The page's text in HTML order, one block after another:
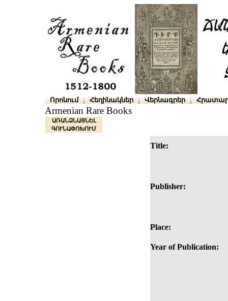
Որոնում Հեղինակներ Վերնագրեր
Armenian Rare Books
ԱՌԱՆՁՆԱՑՆԵԼ
ԳՈՒՆԱՓՈԽՈՒՄ
Title:
Publisher:
Place:
Year of Publication: